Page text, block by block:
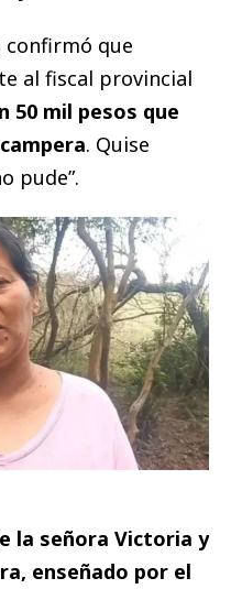
que
al fiscal provincial
50 mil pesos que
. Quise
pude”.
la señora Victoria y
enseñado por el